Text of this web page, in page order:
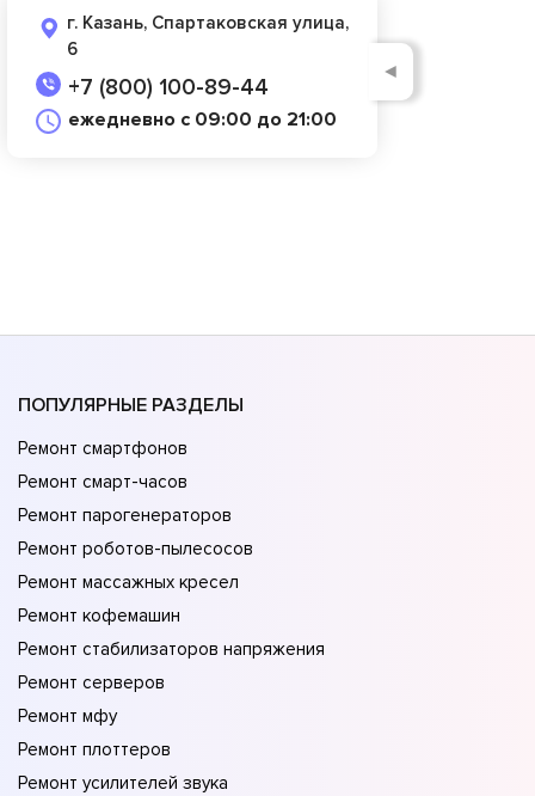
г. Казань, Спартаковская улица,
6
+7 (800) 100-89-44
ежедневно с 09:00 до 21:00
◄
ПОПУЛЯРНЫЕ РАЗДЕЛЫ
Ремонт смартфонов
Ремонт смарт-часов
Ремонт парогенераторов
Ремонт роботов-пылесосов
Ремонт массажных кресел
Ремонт кофемашин
Ремонт стабилизаторов напряжения
Ремонт серверов
Ремонт мфу
Ремонт плоттеров
Ремонт усилителей звука